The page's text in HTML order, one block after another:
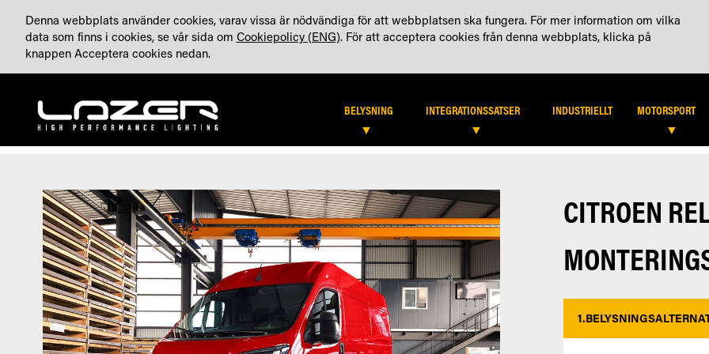
TILL
INNEHÅLLET
TILLVERKAT I STORBRITANNIEN OM OSS BLOGG (ENG) KONTAKTA OSS KONTO
HITTA ÅTERFÖRSÄLJARE
BELYSNING INTEGRATIONSSATSER INDUSTRIELLT MOTORSPORT
Hoppa
till
slutet
av
bildgalleriet
Hoppa
till
början
av
bildgalleriet
CITROEN
1.
Denna webbplats använder cookies, varav vissa är nödvändiga för att webbplatsen ska fungera. För mer information om vilka
data som finns i cookies, se vår sida om Cookiepolicy (ENG). För att acceptera cookies från denna webbplats, klicka på
knappen Acceptera cookies nedan.